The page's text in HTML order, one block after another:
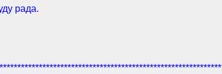
рада.